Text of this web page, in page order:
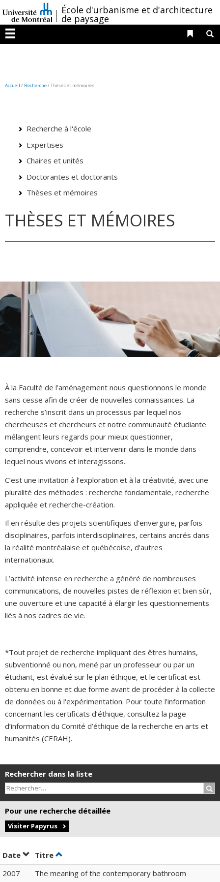
au
contenu
/École d'urbanisme et d'architecture
de paysage
Menu
Liens
Accueil / Recherche/Thèses et mémoires
Recherche à l'école
Expertises
Chaires et unités
Doctorantes et doctorants
Thèses et mémoires
THÈSES ET MÉMOIRES
À la Faculté de l’aménagement nous questionnons le monde
sans cesse afin de créer de nouvelles connaissances. La
recherche s’inscrit dans un processus par lequel nos
chercheuses et chercheurs et notre communauté étudiante
mélangent leurs regards pour mieux questionner,
comprendre, concevoir et intervenir dans le monde dans
lequel nous vivons et interagissons.
C’est une invitation à l’exploration et à la créativité, avec une
pluralité des méthodes : recherche fondamentale, recherche
appliquée et recherche-création.
Il en résulte des projets scientifiques d’envergure, parfois
disciplinaires, parfois interdisciplinaires, certains ancrés dans
la réalité montréalaise et québécoise, d’autres
internationaux.
L’activité intense en recherche a généré de nombreuses
communications, de nouvelles pistes de réflexion et bien sûr,
une ouverture et une capacité à élargir les questionnements
liés à nos cadres de vie.
*Tout projet de recherche impliquant des êtres humains,
subventionné ou non, mené par un professeur ou par un
étudiant, est évalué sur le plan éthique, et le certificat est
obtenu en bonne et due forme avant de procéder à la collecte
de données ou à l'expérimentation. Pour toute l’information
concernant les certificats d’éthique, consultez la page
d’information du Comité d’éthique de la recherche en arts et
humanités (CERAH).
Rechercher dans la liste
Pour une recherche détaillée
Visiter Papyrus
Date Trier par date en ordre décroissant
Titre Trier par titre en ordre décroissant
2007
The meaning of the contemporary bathroom